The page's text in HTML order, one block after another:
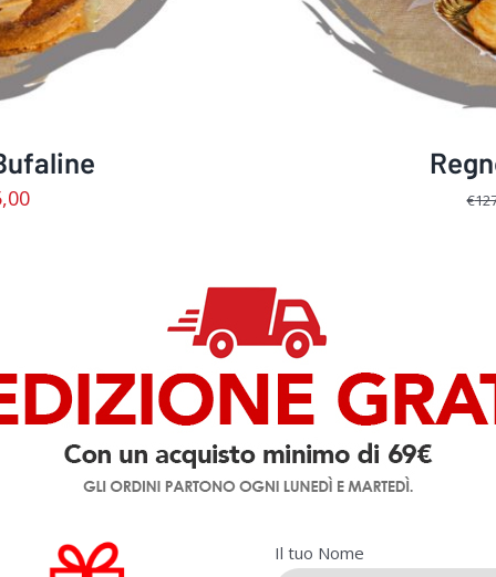
€
Il tuo Nome